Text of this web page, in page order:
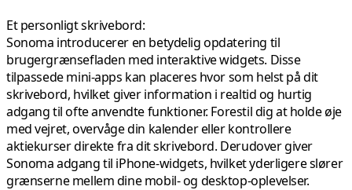
Et personligt skrivebord:
Sonoma introducerer en betydelig opdatering til
brugergrænsefladen med interaktive widgets. Disse
tilpassede mini-apps kan placeres hvor som helst på dit
skrivebord, hvilket giver information i realtid og hurtig
adgang til ofte anvendte funktioner. Forestil dig at holde øje
med vejret, overvåge din kalender eller kontrollere
aktiekurser direkte fra dit skrivebord. Derudover giver
Sonoma adgang til iPhone-widgets, hvilket yderligere slører
grænserne mellem dine mobil- og desktop-oplevelser.